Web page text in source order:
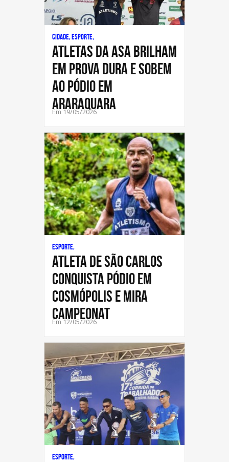
Cidade, Esporte,
Atletas da ASA brilham
em prova dura e sobem
ao pódio em
Araraquara
Em 19/05/2026
Esporte,
Atleta de São Carlos
conquista pódio em
Cosmópolis e mira
Campeonat
Em 12/05/2026
Esporte,